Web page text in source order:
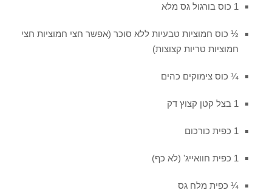
1 כוס בורגול גס מלא
½ כוס חמוציות טבעיות ללא סוכר (אפשר חצי חמוציות חצי
חמוציות טריות קצוצות)
¼ כוס צימוקים כהים
1 בצל קטן קצוץ דק
1 כפית כורכום
1 כפית חוואייג' (לא כף)
¼ כפית מלח גס